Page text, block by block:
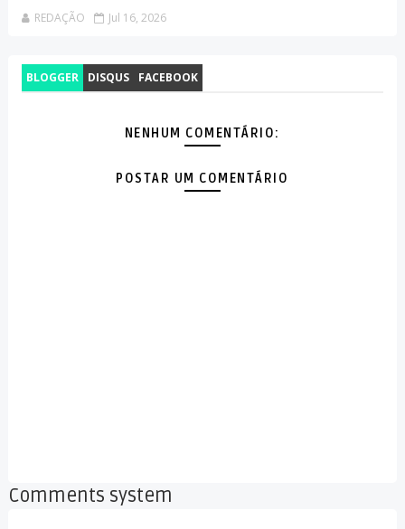
REDAÇÃO Jul 16, 2026
BLOGGER DISQUS FACEBOOK
NENHUM COMENTÁRIO:
POSTAR UM COMENTÁRIO
Comments system